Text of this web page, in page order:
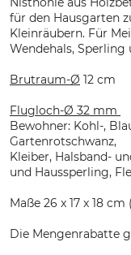
für den Hausgarten
Kleinräubern. Für
Wendehals, Sperling
Brutraum-Ø 12 cm
Flugloch-Ø 32 mm
Bewohner: Kohl-,
Gartenrotschwanz,
Kleiber, Halsband-
und Haussperling,
Maße 26 x 17 x 18
Die Mengenrabatte